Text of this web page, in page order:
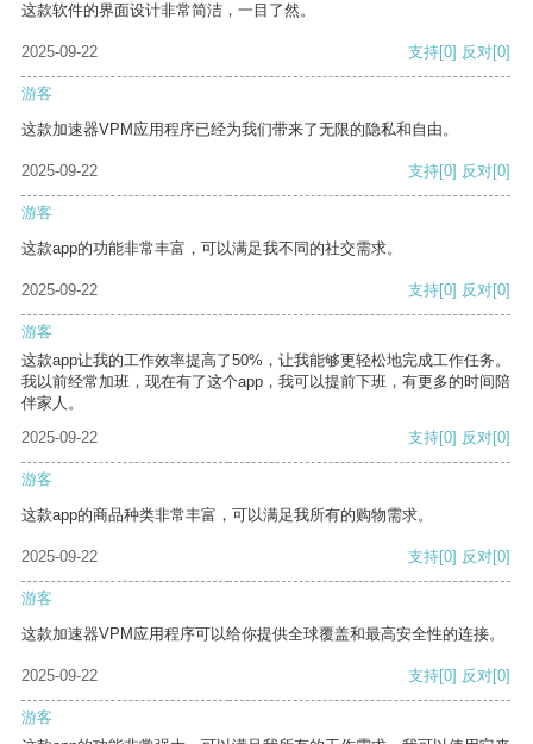
这款软件的界面设计非常简洁，一目了然。
2025-09-22 支持[0] 反对[0]
游客
这款加速器VPM应用程序已经为我们带来了无限的隐私和自由。
2025-09-22 支持[0] 反对[0]
游客
这款app的功能非常丰富，可以满足我不同的社交需求。
2025-09-22 支持[0] 反对[0]
游客
这款app让我的工作效率提高了50%，让我能够更轻松地完成工作任务。
我以前经常加班，现在有了这个app，我可以提前下班，有更多的时间陪
伴家人。
2025-09-22
支持[0] 反对[0]
游客
这款app的商品种类非常丰富，可以满足我所有的购物需求。
2025-09-22 支持[0] 反对[0]
游客
这款加速器VPM应用程序可以给你提供全球覆盖和最高安全性的连接。
2025-09-22 支持[0] 反对[0]
游客